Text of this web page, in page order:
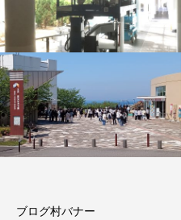
ブログ村バナー